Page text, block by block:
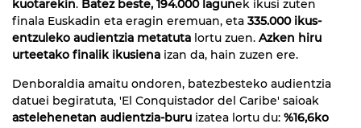
kuotarekin. Batez beste, 194.000 lagunek ikusi zuten
finala Euskadin eta eragin eremuan, eta 335.000 ikus-
entzuleko audientzia metatuta lortu zuen. Azken hiru
urteetako finalik ikusiena izan da, hain zuzen ere.
Denboraldia amaitu ondoren, batezbesteko audientzia
datuei begiratuta, 'El Conquistador del Caribe' saioak
astelehenetan audientzia-buru izatea lortu du: %16,6ko